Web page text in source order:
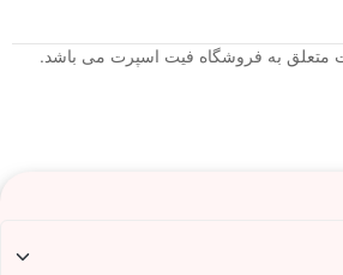
متعلق به فروشگاه فیت اسپرت می باشد.